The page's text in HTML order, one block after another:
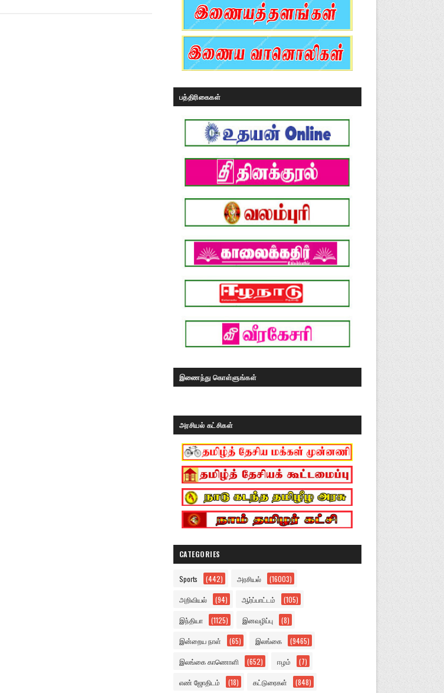
பத்திரிகைகள்
இணைந்து கொள்ளுங்கள்
அரசியல் கட்சிகள்
CATEGORIES
Sports (442) அரசியல் (16003)
அறிவியல் (94) ஆர்ப்பாட்டம் (105)
இந்தியா (1125) இனவழிப்பு (8)
இன்றைய நாள் (65) இலங்கை (9465)
இலங்கை காணொளி (652) ஈழம் (7)
எண் ஜோதிடம் (18) கட்டுரைகள் (848)